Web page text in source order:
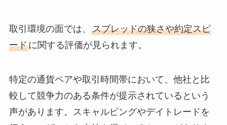
取引環境の面では、 スプレッドの狭さや約定スピ
ードに関する評価が見られます。
特定の通貨ペアや取引時間帯において、他社と比
較して競争力のある条件が提示されているという
声があります。スキャルピングやデイトレードを